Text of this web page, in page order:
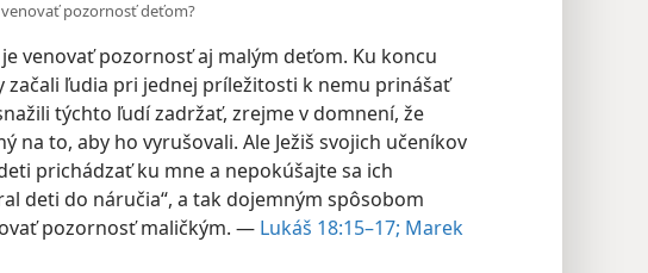
venovať pozornosť deťom?
je venovať pozornosť aj malým deťom. Ku koncu
začali ľudia pri jednej príležitosti k nemu prinášať
týchto ľudí zadržať, zrejme v domnení, že
na to, aby ho vyrušovali. Ale Ježiš svojich učeníkov
prichádzať ku mne a nepokúšajte sa ich
deti do náručia“, a tak dojemným spôsobom
pozornosť maličkým. — Lukáš 18:15–17; Marek